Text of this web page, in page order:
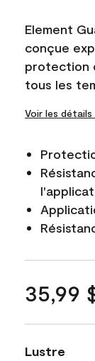
Element
conçue
protection
tous les
Voir les
35,99
Lustre